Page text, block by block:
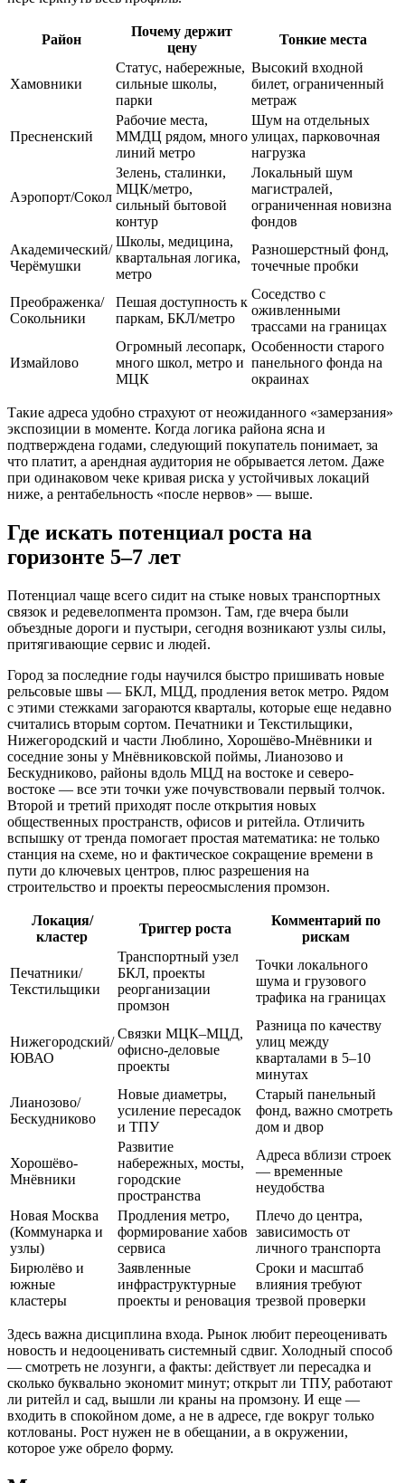
Район
Почему держит
цену
Тонкие места
Хамовники
Статус, набережные,
сильные школы,
парки
Высокий входной
билет, ограниченный
метраж
Пресненский
Рабочие места,
ММДЦ рядом, много
линий метро
Шум на отдельных
улицах, парковочная
нагрузка
Аэропорт/Сокол
Зелень, сталинки,
МЦК/метро,
сильный бытовой
контур
Локальный шум
магистралей,
ограниченная новизна
фондов
Академический/
Черёмушки
Школы, медицина,
квартальная логика,
метро
Разношерстный фонд,
точечные пробки
Преображенка/
Сокольники
Пешая доступность к
паркам, БКЛ/метро
Соседство с
оживленными
трассами на границах
Измайлово
Огромный лесопарк,
много школ, метро и
МЦК
Особенности старого
панельного фонда на
окраинах
Такие адреса удобно страхуют от неожиданного «замерзания»
экспозиции в моменте. Когда логика района ясна и
подтверждена годами, следующий покупатель понимает, за
что платит, а арендная аудитория не обрывается летом. Даже
при одинаковом чекe кривая риска у устойчивых локаций
ниже, а рентабельность «после нервов» — выше.
Где искать потенциал роста на
горизонте 5–7 лет
Потенциал чаще всего сидит на стыке новых транспортных
связок и редевелопмента промзон. Там, где вчера были
объездные дороги и пустыри, сегодня возникают узлы силы,
притягивающие сервис и людей.
Город за последние годы научился быстро пришивать новые
рельсовые швы — БКЛ, МЦД, продления веток метро. Рядом
с этими стежками загораются кварталы, которые еще недавно
считались вторым сортом. Печатники и Текстильщики,
Нижегородский и части Люблино, Хорошёво-Мнёвники и
соседние зоны у Мнёвниковской поймы, Лианозово и
Бескудниково, районы вдоль МЦД на востоке и северо-
востоке — все эти точки уже почувствовали первый толчок.
Второй и третий приходят после открытия новых
общественных пространств, офисов и ритейла. Отличить
вспышку от тренда помогает простая математика: не только
станция на схеме, но и фактическое сокращение времени в
пути до ключевых центров, плюс разрешения на
строительство и проекты переосмысления промзон.
Локация/
кластер
Триггер роста
Комментарий по
рискам
Печатники/
Текстильщики
Транспортный узел
БКЛ, проекты
реорганизации
промзон
Точки локального
шума и грузового
трафика на границах
Нижегородский/
ЮВАО
Связки МЦК–МЦД,
офисно-деловые
проекты
Разница по качеству
улиц между
кварталами в 5–10
минутах
Лианозово/
Бескудниково
Новые диаметры,
усиление пересадок
и ТПУ
Старый панельный
фонд, важно смотреть
дом и двор
Хорошёво-
Мнёвники
Развитие
набережных, мосты,
городские
пространства
Адреса вблизи строек
— временные
неудобства
Новая Москва
(Коммунарка и
узлы)
Продления метро,
формирование хабов
сервиса
Плечо до центра,
зависимость от
личного транспорта
Бирюлёво и
южные
кластеры
Заявленные
инфраструктурные
проекты и реновация
Сроки и масштаб
влияния требуют
трезвой проверки
Здесь важна дисциплина входа. Рынок любит переоценивать
новость и недооценивать системный сдвиг. Холодный способ
— смотреть не лозунги, а факты: действует ли пересадка и
сколько буквально экономит минут; открыт ли ТПУ, работают
ли ритейл и сад, вышли ли краны на промзону. И еще —
входить в спокойном доме, а не в адресе, где вокруг только
котлованы. Рост нужен не в обещании, а в окружении,
которое уже обрело форму.